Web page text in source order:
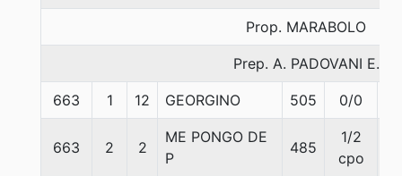
Prop. MARABOLO
Prep. A. PADOVANI E.
663 1 12 GEORGINO 505 0/0
663 2 2
ME PONGO DE
P
485
1/2
cpo